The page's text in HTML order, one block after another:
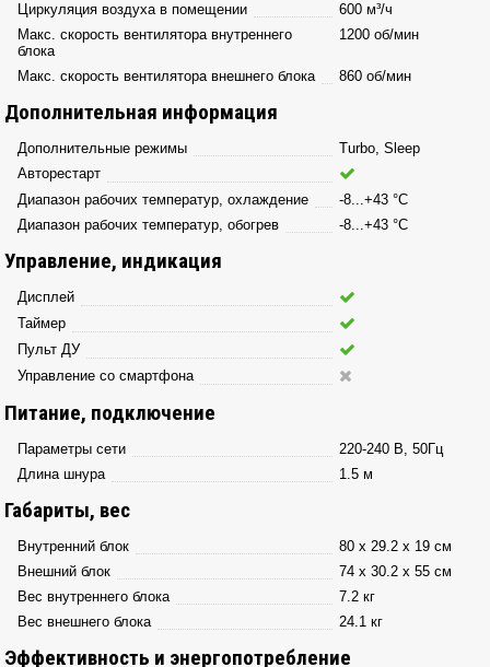
Циркуляция воздуха в помещении
600 м³/ч
Макс. скорость вентилятора внутреннего
блока
1200 об/мин
Макс. скорость вентилятора внешнего блока 860 об/мин
Дополнительная информация
Дополнительные режимы
Turbo, Sleep
Авторестарт
Диапазон рабочих температур, охлаждение
-8...+43 °С
Диапазон рабочих температур, обогрев
-8...+43 °С
Управление, индикация
Дисплей
Таймер
Пульт ДУ
Управление со смартфона
Питание, подключение
Параметры сети
220-240 В, 50Гц
Длина шнура
1.5 м
Габариты, вес
Внутренний блок
80 х 29.2 х 19 см
Внешний блок
74 х 30.2 х 55 см
Вес внутреннего блока
7.2 кг
Вес внешнего блока
24.1 кг
Эффективность и энергопотребление